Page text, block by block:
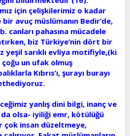
için çelişkilerimiz o kadar
avuç müslümanın Bedir’de,
canları pahasına mücadele
biz Türkiye’nin dört bir
yeşil sarıklı evliya motifiyle,(ki
un ufak olmuş
Kıbrıs’ı, şurayı burayı
yanlış dini bilgi, inanç ve
da olsa- iyiliği emr, kötülüğü
çok insan düzeltmeye,